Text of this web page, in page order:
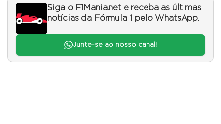
Siga o F1Mania.net e receba as últimas
notícias da Fórmula 1 pelo WhatsApp.
Junte-se ao nosso canal!